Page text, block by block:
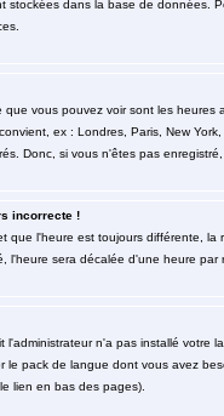
stockées dans la base de données.
vous pouvez voir sont les
ex : Londres, Paris, New
Donc, si vous n'êtes pas
incorrecte !
que l'heure est toujours différente,
l'heure sera décalée d'une heure par
n'a pas installé
le pack de langue dont vous avez
lien en bas des pages).